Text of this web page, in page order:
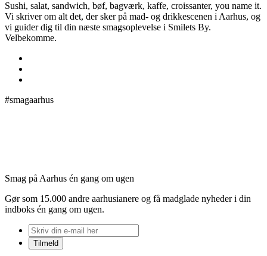
Sushi, salat, sandwich, bøf, bagværk, kaffe, croissanter, you name it.
Vi skriver om alt det, der sker på mad- og drikkescenen i Aarhus, og
vi guider dig til din næste smagsoplevelse i Smilets By.
Velbekomme.
#smagaarhus
Smag på Aarhus én gang om ugen
Gør som 15.000 andre aarhusianere og få madglade nyheder i din
indboks én gang om ugen.